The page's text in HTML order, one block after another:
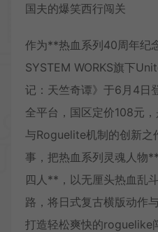
国夫的爆笑西行闯关
作为**热血系列40周年纪
SYSTEM WORKS旗下
记：天竺奇谭》于6月4日
全平台，国区定价108元
与Roguelite机制的创新之
事，把热血系列灵魂人物
四人**，以无厘头热血乱
路，将日式复古横版动作
打造轻松爽快的roguelike